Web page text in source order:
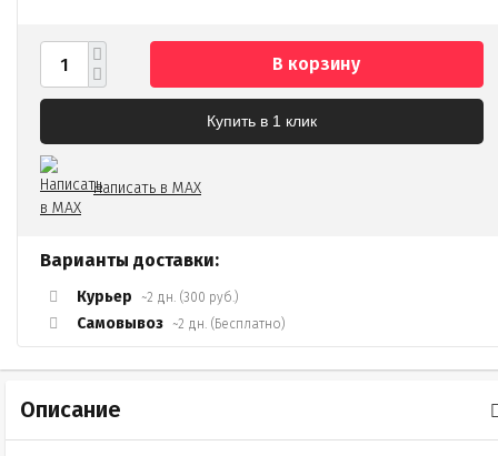
В корзину
Купить в 1 клик
Написать в MAX
Варианты доставки:
Курьер ~2 дн. (300 руб.)
Самовывоз ~2 дн. (Бесплатно)
Описание